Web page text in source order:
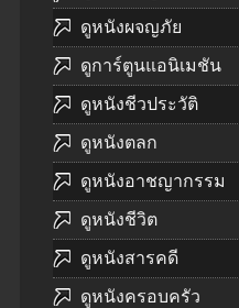
ดูหนังผจญภัย
ดูการ์ตูนแอนิเมชัน
ดูหนังชีวประวัติ
ดูหนังตลก
ดูหนังอาชญากรรม
ดูหนังชีวิต
ดูหนังสารคดี
ดูหนังครอบครัว